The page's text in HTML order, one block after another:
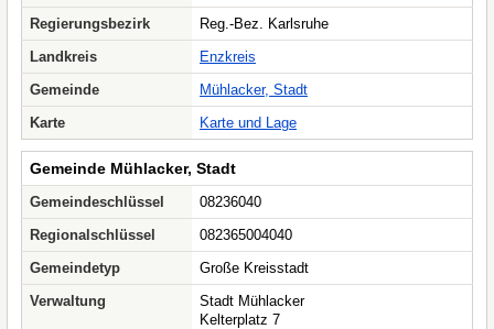
Regierungsbezirk
Reg.-Bez. Karlsruhe
Landkreis
Enzkreis
Gemeinde
Mühlacker, Stadt
Karte
Karte und Lage
Gemeinde Mühlacker, Stadt
Gemeindeschlüssel
08236040
Regionalschlüssel
082365004040
Gemeindetyp
Große Kreisstadt
Verwaltung
Stadt Mühlacker
Kelterplatz 7